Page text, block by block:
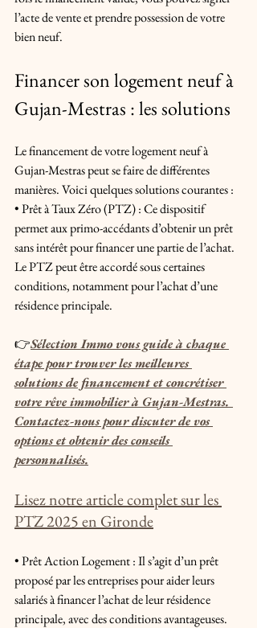
l’acte de vente et prendre possession de votre
bien neuf.
Financer son logement neuf à
Gujan-Mestras : les solutions
Le financement de votre logement neuf à
Gujan-Mestras peut se faire de différentes
manières. Voici quelques solutions courantes :
• Prêt à Taux Zéro (PTZ) : Ce dispositif
permet aux primo-accédants d’obtenir un prêt
sans intérêt pour financer une partie de l’achat.
Le PTZ peut être accordé sous certaines
conditions, notamment pour l’achat d’une
résidence principale.
👉Sélection Immo vous guide à chaque
étape pour trouver les meilleures
solutions de financement et concrétiser
votre rêve immobilier à Gujan-Mestras.
Contactez-nous pour discuter de vos
options et obtenir des conseils
personnalisés.
Lisez notre article complet sur les
PTZ 2025 en Gironde
• Prêt Action Logement : Il s’agit d’un prêt
proposé par les entreprises pour aider leurs
salariés à financer l’achat de leur résidence
principale, avec des conditions avantageuses.